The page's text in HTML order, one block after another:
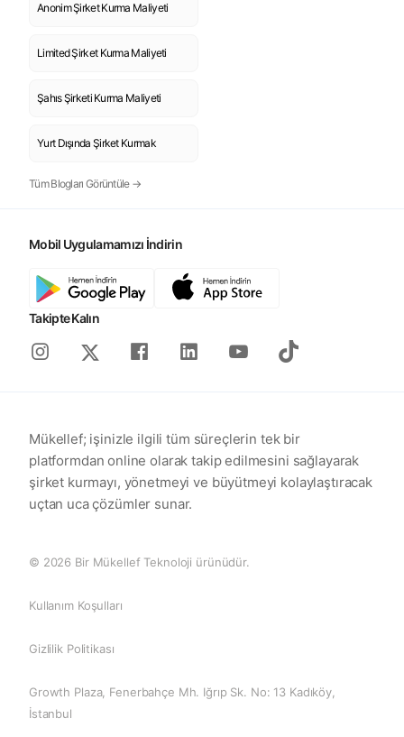
Anonim Şirket Kurma Maliyeti
Limited Şirket Kurma Maliyeti
Şahıs Şirketi Kurma Maliyeti
Yurt Dışında Şirket Kurmak
Tüm Blogları Görüntüle →
Mobil Uygulamamızı İndirin
Takipte Kalın
Instagram
X FacebookLinkedinYoutubeTiktok
Mükellef; işinizle ilgili tüm süreçlerin tek bir
platformdan online olarak takip edilmesini sağlayarak
şirket kurmayı, yönetmeyi ve büyütmeyi kolaylaştıracak
uçtan uca çözümler sunar.
© 2026 Bir Mükellef Teknoloji ürünüdür.
Kullanım Koşulları
Gizlilik Politikası
Growth Plaza, Fenerbahçe Mh. Iğrıp Sk. No: 13 Kadıköy,
İstanbul